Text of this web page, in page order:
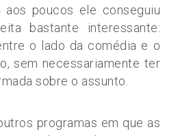
aos poucos ele conseguiu
bastante interessante:
o lado da comédia e o
sem necessariamente ter
sobre o assunto.
programas em que as